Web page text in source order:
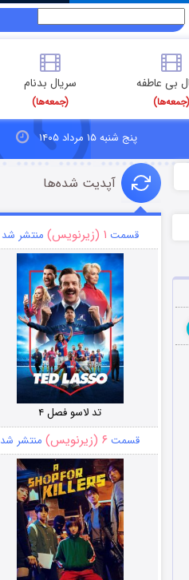
بی عاطفه
(جمعه‌ها)
سریال بدنام
(جمعه‌ها)
پنج شنبه ۱۵ مرداد ۱۴۰۵
آپدیت شده‌ها
قسمت ۱ (زیرنویس) منتشر شد
تد لاسو فصل ۴
قسمت ۶ (زیرنویس) منتشر شد